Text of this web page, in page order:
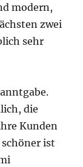
modern,
zwei
sehr
die
Kunden
ist